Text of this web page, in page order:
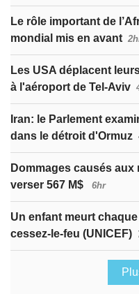
Le rôle important de
mondial mis en avant
Les USA déplacent
à l'aéroport de Tel-Aviv
Iran: le Parlement
dans le détroit d'Ormuz
Dommages causés
verser 567 M$
6hr
Un enfant meurt
cessez-le-feu (UNICEF)